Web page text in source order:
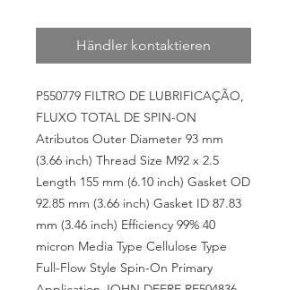
Händler kontaktieren
P550779 FILTRO DE LUBRIFICAÇÃO,
FLUXO TOTAL DE SPIN-ON
Atributos Outer Diameter 93 mm
(3.66 inch) Thread Size M92 x 2.5
Length 155 mm (6.10 inch) Gasket OD
92.85 mm (3.66 inch) Gasket ID 87.83
mm (3.46 inch) Efficiency 99% 40
micron Media Type Cellulose Type
Full-Flow Style Spin-On Primary